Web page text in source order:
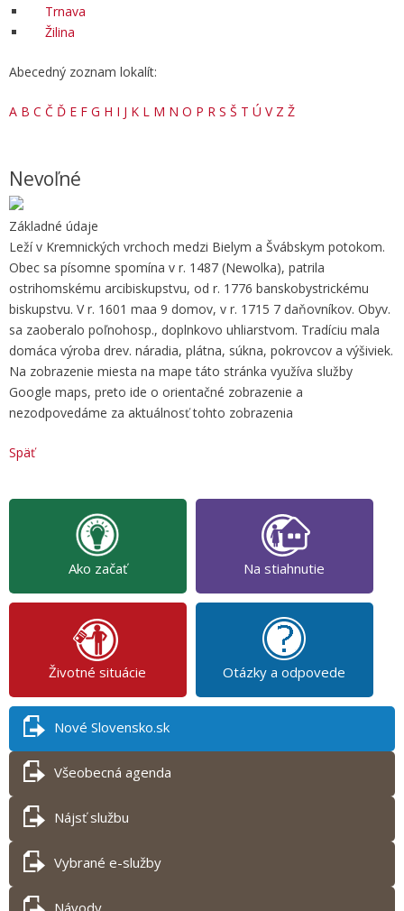
Trnava
Žilina
Abecedný zoznam lokalít:
A B C Č Ď E F G H I J K L M N O P R S Š T Ú V Z Ž
Nevoľné
Základné údaje
Leží v Kremnických vrchoch medzi Bielym a Švábskym potokom.
Obec sa písomne spomína v r. 1487 (Newolka), patrila
ostrihomskému arcibiskupstvu, od r. 1776 banskobystrickému
biskupstvu. V r. 1601 maa 9 domov, v r. 1715 7 daňovníkov. Obyv.
sa zaoberalo poľnohosp., doplnkovo uhliarstvom. Tradíciu mala
domáca výroba drev. náradia, plátna, súkna, pokrovcov a výšiviek.
Na zobrazenie miesta na mape táto stránka využíva služby
Google maps, preto ide o orientačné zobrazenie a
nezodpovedáme za aktuálnosť tohto zobrazenia
Späť
Ako začať Na stiahnutie
Životné situácie Otázky a odpovede
Nové Slovensko.sk
Všeobecná agenda
Nájsť službu
Vybrané e-služby
Návody